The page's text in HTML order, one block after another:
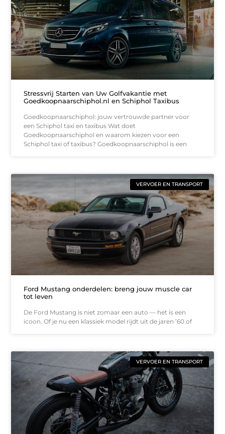
Stressvrij Starten van Uw Golfvakantie met
Goedkoopnaarschiphol.nl en Schiphol Taxibus
Goedkoopnaarschiphol: jouw vertrouwde partner voor
een Schiphol taxi en taxibus Wat doet
Goedkoopnaarschiphol en waarom kiezen voor een
Schiphol taxi of taxibus? Goedkoopnaarschiphol is een
VERVOER EN TRANSPORT
Ford Mustang onderdelen: breng jouw muscle car
tot leven
De Ford Mustang is niet zomaar een auto — het is een
icoon. Of je nu een klassiek model rijdt uit de jaren ’60 of
VERVOER EN TRANSPORT